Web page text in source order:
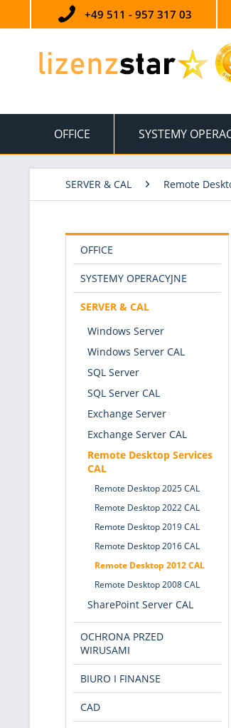
+49 511 - 957 317 03
OFFICE SYSTEMY
SERVER & CAL Remote
OFFICE
SYSTEMY OPERACYJNE
SERVER & CAL
Windows Server
Windows Server CAL
SQL Server
SQL Server CAL
Exchange Server
Exchange Server CAL
Remote Desktop Services
CAL
Remote Desktop 2025 CAL
Remote Desktop 2022 CAL
Remote Desktop 2019 CAL
Remote Desktop 2016 CAL
Remote Desktop 2012 CAL
Remote Desktop 2008 CAL
SharePoint Server CAL
OCHRONA PRZED
WIRUSAMI
BIURO I FINANSE
CAD